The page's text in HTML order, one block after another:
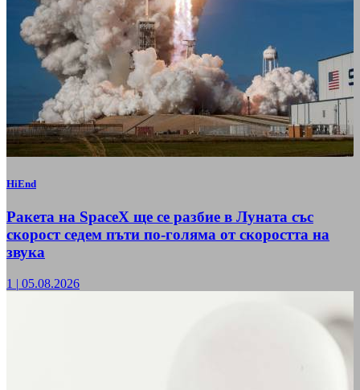
HiEnd
Ракета на SpaceX ще се разбие в Луната със
скорост седем пъти по-голяма от скоростта на
звука
1 | 05.08.2026